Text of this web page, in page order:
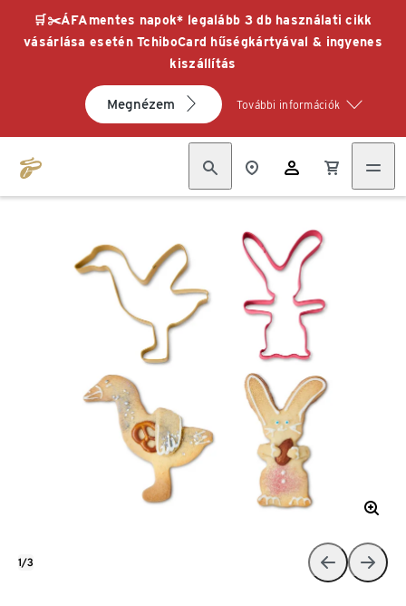
🛒✂️ÁFAmentes napok* legalább 3 db használati cikk
vásárlása esetén TchiboCard hűségkártyával & ingyenes
kiszállítás
Megnézem További információk
1/3